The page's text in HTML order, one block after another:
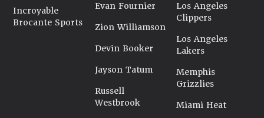
Incroyable
Brocante Sports
Evan Fournier
Zion Williamson
Devin Booker
Jayson Tatum
Russell
Westbrook
Los Angeles
Clippers
Los Angeles
Lakers
Memphis
Grizzlies
Miami Heat